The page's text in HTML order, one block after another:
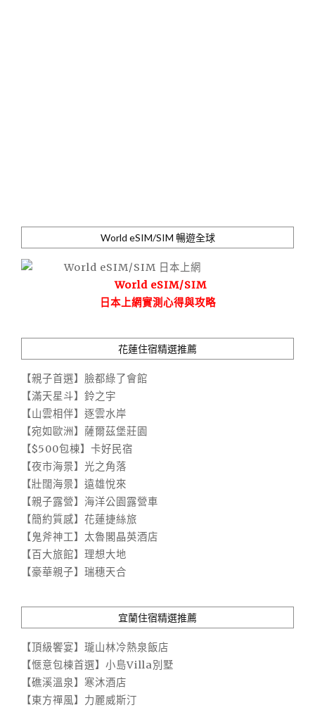
World eSIM/SIM 暢遊全球
World eSIM/SIM
日本上網實測心得與攻略
花蓮住宿精選推薦
【親子首選】臉都綠了會館
【滿天星斗】鈴之宇
【山雲相伴】逐雲水岸
【宛如歐洲】薩爾茲堡莊園
【$500包棟】卡好民宿
【夜市海景】光之角落
【壯闊海景】遠雄悅來
【親子露營】海洋公園露營車
【簡約質感】花蓮捷絲旅
【鬼斧神工】太魯閣晶英酒店
【百大旅館】理想大地
【豪華親子】瑞穗天合
宜蘭住宿精選推薦
【頂級饗宴】瓏山林冷熱泉飯店
【愜意包棟首選】小島Villa別墅
【礁溪溫泉】寒沐酒店
【東方禪風】力麗威斯汀